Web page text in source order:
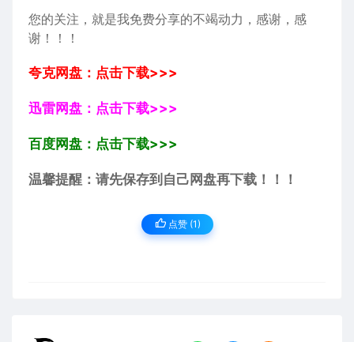
您的关注，就是我免费分享的不竭动力，感谢，感
谢！！！
夸克网盘：点击下载>>>
迅雷网盘：点击下载>>>
百度网盘：点击下载>>>
温馨提醒：请先保存到自己网盘再下载！！！
点赞 (1)